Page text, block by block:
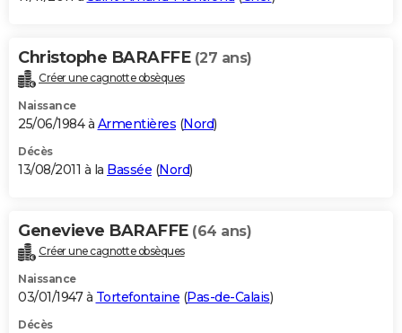
Christophe BARAFFE (27 ans)
Créer une cagnotte obsèques
Naissance
25/06/1984 à Armentières (Nord)
Décès
13/08/2011 à la Bassée (Nord)
Genevieve BARAFFE (64 ans)
Créer une cagnotte obsèques
Naissance
03/01/1947 à Tortefontaine (Pas-de-Calais)
Décès